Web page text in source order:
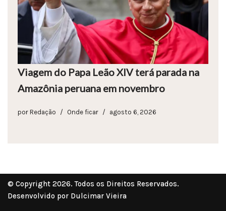
Viagem do Papa Leão XIV terá parada na
Amazônia peruana em novembro
por Redação Onde ficar agosto 6, 2026
© Copyright 2026. Todos os Direitos Reservados.
Desenvolvido por Dulcimar Vieira